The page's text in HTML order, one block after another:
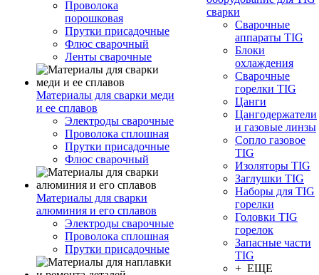
Проволока
порошковая
Прутки присадочные
Флюс сварочный
Ленты сварочные
Материалы для сварки меди
и ее сплавов
Электроды сварочные
Проволока сплошная
Прутки присадочные
Флюс сварочный
Материалы для сварки
алюминия и его сплавов
Электроды сварочные
Проволока сплошная
Прутки присадочные
сварки
Сварочные
аппараты TIG
Блоки
охлаждения
Сварочные
горелки TIG
Цанги
Цангодержатели
и газовые линзы
Сопло газовое
TIG
Изоляторы TIG
Заглушки TIG
Наборы для TIG
горелки
Головки TIG
горелок
Запасные части
TIG
+ ЕЩЕ